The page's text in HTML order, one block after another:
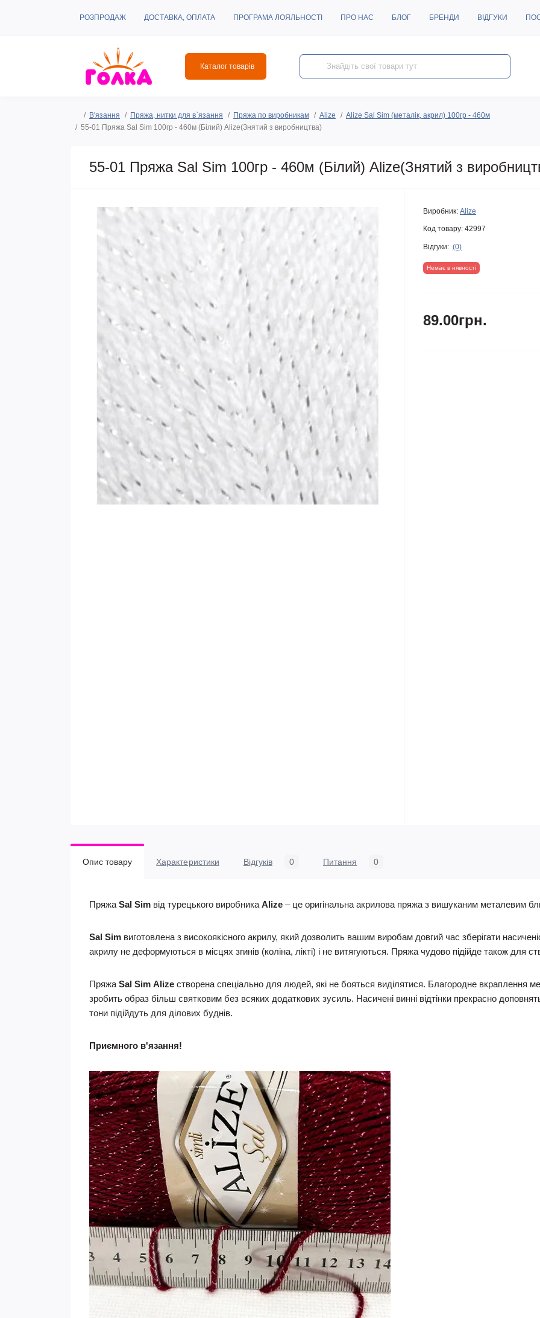
РОЗПРОДАЖ ДОСТАВКА, ОПЛАТА ПРОГРАМА ЛОЯЛЬНОСТІ ПРО НАС БЛОГ БРЕНДИ ВІДГУКИ
Каталог товарів
В'язання Пряжа, нитки для в`язання Пряжа по виробникам Alize
Alize Sal Sim (металік, акрил) 100гр - 460м
55-01 Пряжа Sal Sim 100гр - 460м (Білий) Alize(Знятий з виробництва)
55-01 Пряжа Sal Sim 100гр - 460м (Білий) Alize(Знятий з
Виробник: Alize
Код товару: 42997
Відгуки: (0)
Немає в нявності
89.00грн.
Опис товару Характеристики Відгуків 0 Питання 0
Пряжа Sal Sim від турецького виробника Alize – це оригінальна акрилова пряжа з вишуканим металевим
Sal Sim виготовлена з високоякісного акрилу, який дозволить вашим виробам довгий час зберігати
акрилу не деформуються в місцях згинів (коліна, лікті) і не витягуються. Пряжа чудово підійде також для
Пряжа Sal Sim Alize створена спеціально для людей, які не бояться виділятися. Благородне вкраплення
зробить образ більш святковим без всяких додаткових зусиль. Насичені винні відтінки прекрасно
тони підійдуть для ділових буднів.
Приємного в'язання!